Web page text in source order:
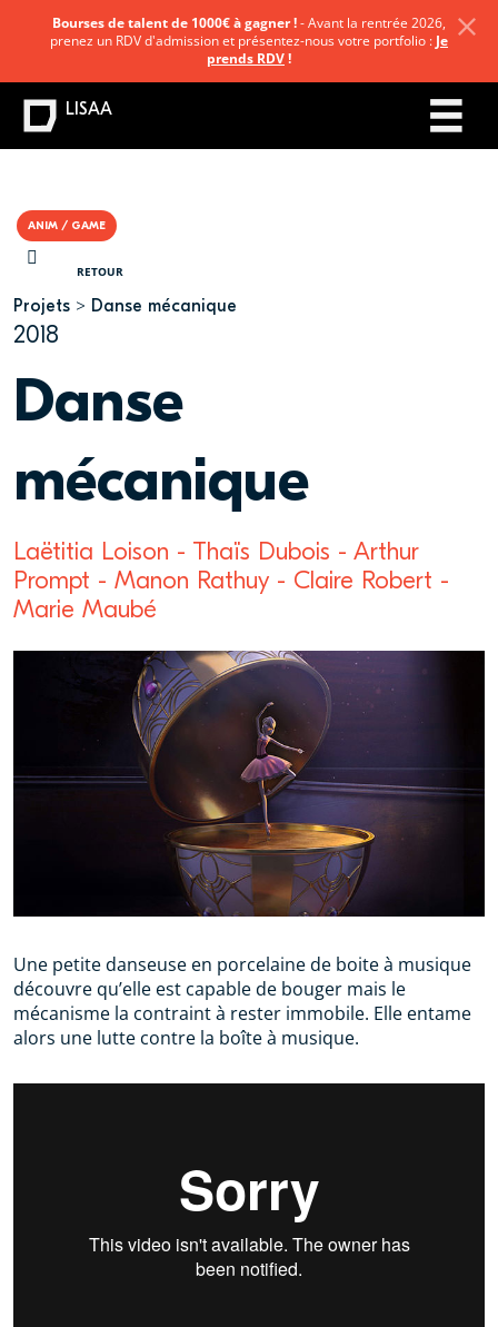
ANIM / GAME
RETOUR
Projets Danse mécanique
2018
Danse
mécanique
Laëtitia Loison - Thaïs Dubois - Arthur
Prompt - Manon Rathuy - Claire Robert -
Marie Maubé
Une petite danseuse en porcelaine de boite à musique
découvre qu’elle est capable de bouger mais le
mécanisme la contraint à rester immobile. Elle entame
alors une lutte contre la boîte à musique.
Bourses de talent de 1000€ à gagner !- Avant la rentrée 2026,
prenez un RDV d'admission et présentez-nous votre portfolio : Je
prends RDV!
LISAA